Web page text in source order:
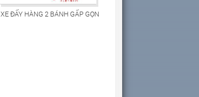
XE ĐẨY HÀNG 2 BÁNH GẤP GỌN